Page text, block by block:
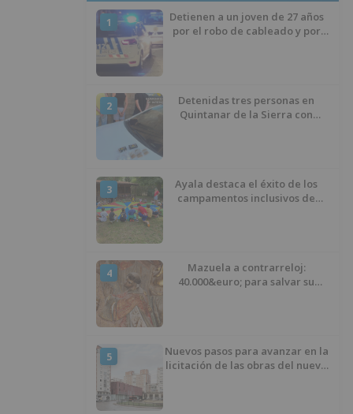
1
Detienen a un joven de 27 años
por el robo de cableado y por
2
Detenidas tres personas en
Quintanar de la Sierra con
3
Ayala destaca el éxito de los
campamentos inclusivos de
4
Mazuela a contrarreloj:
40.000&euro; para salvar su
5
Nuevos pasos para avanzar en la
licitación de las obras del nuevo